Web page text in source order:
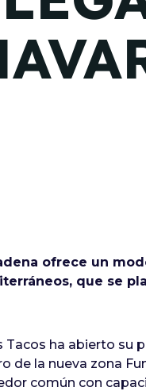
ofrece un
que se
Tacos ha abierto su
de la nueva zona
común con